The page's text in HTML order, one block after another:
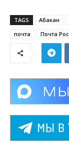
TAGS Абакан
почта
Почта